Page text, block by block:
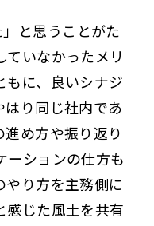
と思うことがた
いなかったメリ
もに、良いシナジ
り同じ社内であ
め方や振り返り
ーションの仕方も
り方を主務側に
感じた風土を共有